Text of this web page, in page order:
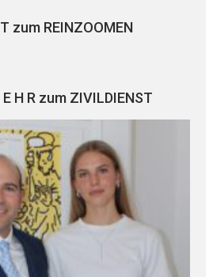
zum REINZOOMEN
H R zum ZIVILDIENST